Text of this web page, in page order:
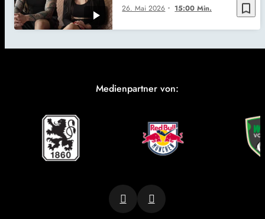
bookmark_border
26. Mai 2026 15:00 Min.
Medienpartner von: